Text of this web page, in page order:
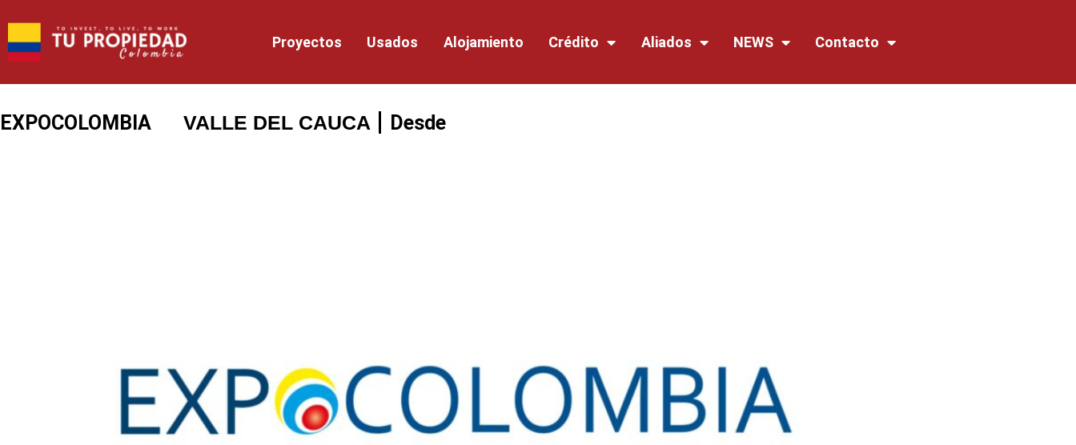
Proyectos Usados Alojamiento Crédito Aliados NEWS Contacto
EXPOCOLOMBIA VALLE DEL CAUCA Desde